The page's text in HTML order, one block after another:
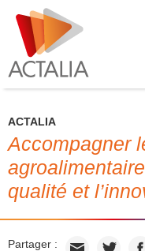
ACTALIA
Accompagner
qualité et
Partager :